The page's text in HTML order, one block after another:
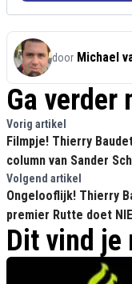
door Michael
Ga verder
Vorig artikel
Filmpje! Thierry
column van Sander
Volgend artikel
Ongelooflijk! Thierry
premier Rutte doet
Dit vind je